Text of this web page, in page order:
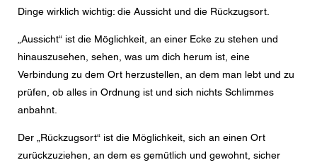
Dinge wirklich wichtig: die Aussicht und die Rückzugsort.
„Aussicht“ ist die Möglichkeit, an einer Ecke zu stehen und
hinauszusehen, sehen, was um dich herum ist, eine
Verbindung zu dem Ort herzustellen, an dem man lebt und zu
prüfen, ob alles in Ordnung ist und sich nichts Schlimmes
anbahnt.
Der „Rückzugsort“ ist die Möglichkeit, sich an einen Ort
zurückzuziehen, an dem es gemütlich und gewohnt, sicher
CAPTCHA
Diese Sicherheitsfrage überprüft, ob Sie ein menschlicher
Besucher sind und verhindert automatisches Spamming.
Datenschutzerklärung
Ich stimme der Weiterleitung meiner personenbezogenen
Daten in den obigen Formularfeldern an den